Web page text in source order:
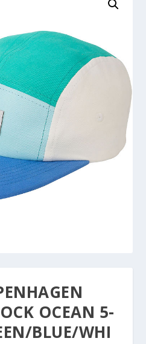
OCEAN 5-
BLUE/WHI